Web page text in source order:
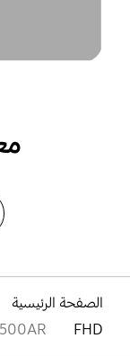
الصفحة الرئيسية
FHD